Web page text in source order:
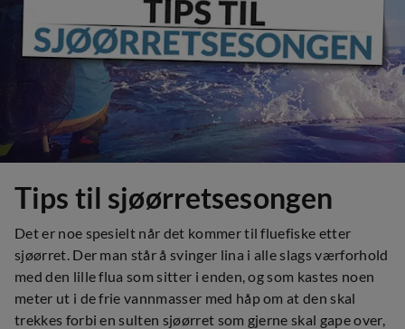
Tips til sjøørretsesongen
Det er noe spesielt når det kommer til fluefiske etter
sjøørret. Der man står å svinger lina i alle slags værforhold
med den lille flua som sitter i enden, og som kastes noen
meter ut i de frie vannmasser med håp om at den skal
trekkes forbi en sulten sjøørret som gjerne skal gape over,